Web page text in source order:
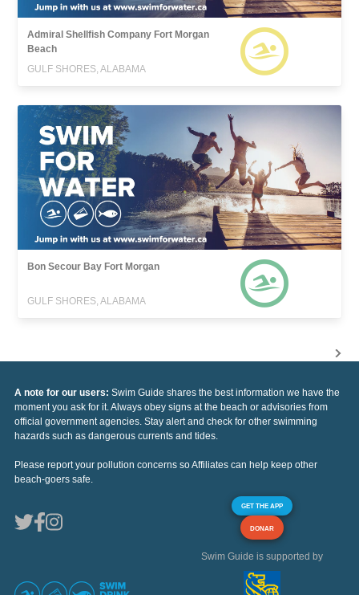
Admiral Shellfish Company Fort Morgan
Beach
GULF SHORES, ALABAMA
Bon Secour Bay Fort Morgan
GULF SHORES, ALABAMA
A note for our users: Swim Guide shares the best information we have the
moment you ask for it. Always obey signs at the beach or advisories from
official government agencies. Stay alert and check for other swimming
hazards such as dangerous currents and tides.
Please report your pollution concerns so Affiliates can help keep other
beach-goers safe.
GET THE APP
DONAR
Swim Guide is supported by